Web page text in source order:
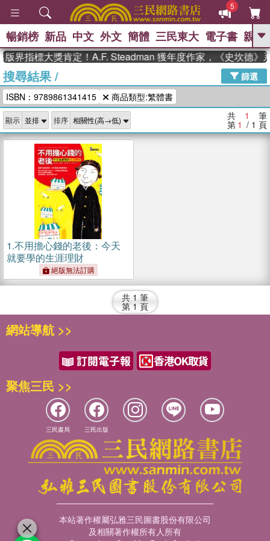
5
GO
高希均教授回憶錄
、 The Odyssey 、 父親節 、 如果歷
史是一群喵 、
獎 臺灣漫遊錄 、 方念華 、 台灣的李
登輝時代
數學女孩：黎曼猜想 、
偉大的迷走神經
暢銷榜 新品 中文 外文 簡體 三民東大 電子書 親子
界指標大獎肯定！A.F. Steadman 獲年度作家，《史坎德》
搜尋結果/
篩選
ISBN：9789861341415
商品類型:繁體書
顯示 排序 共 1 筆
第 1 / 1 頁
1.不用擔心錢的老後：今天
就要學的生涯理財
絕版無法訂購
共 1 筆
第 1 頁
網站導航 >>
聚焦三民 >>
三民書局 三民出版
本站著作權屬弘雅三民圖書股份有限公司
及相關著作權所有人所有